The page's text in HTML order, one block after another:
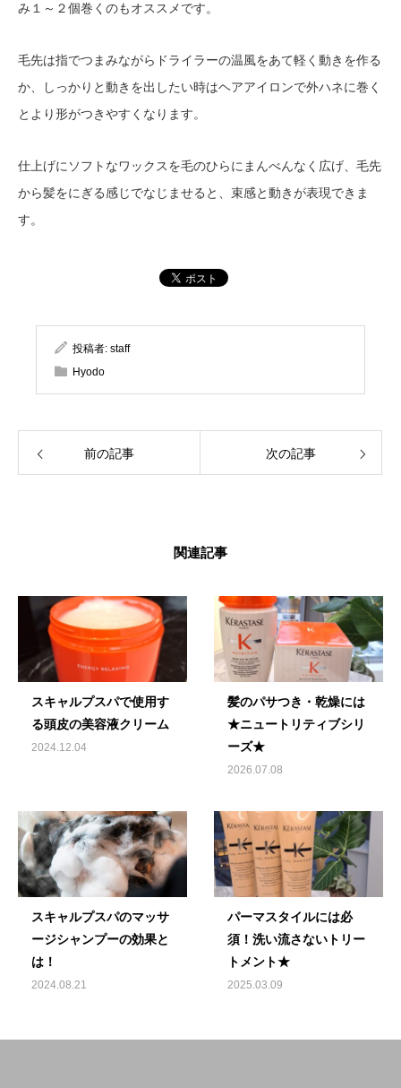
み１～２個巻くのもオススメです。
毛先は指でつまみながらドライラーの温風をあて軽く動きを作る
か、しっかりと動きを出したい時はヘアアイロンで外ハネに巻く
とより形がつきやすくなります。
仕上げにソフトなワックスを毛のひらにまんべんなく広げ、毛先
から髪をにぎる感じでなじませると、束感と動きが表現できま
す。
投稿者: staff
Hyodo
前の記事 次の記事
関連記事
スキャルプスパで使用す
る頭皮の美容液クリーム
2024.12.04
髪のパサつき・乾燥には
★ニュートリティブシリ
ーズ★
2026.07.08
スキャルプスパのマッサ
ージシャンプーの効果と
は！
2024.08.21
パーマスタイルには必
須！洗い流さないトリー
トメント★
2025.03.09